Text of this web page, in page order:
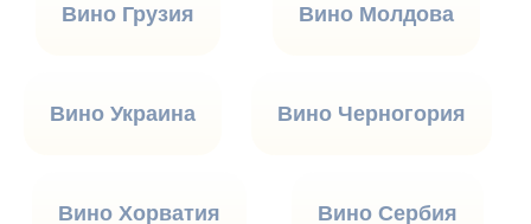
Вино Грузия Вино Молдова
Вино Украина Вино Черногория
Вино Хорватия Вино Сербия